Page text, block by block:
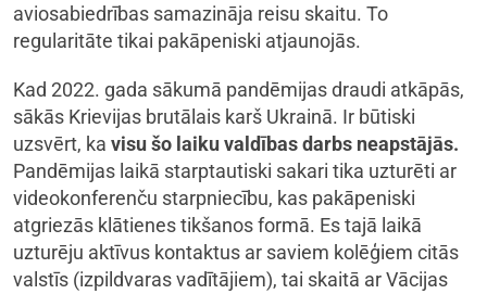
aviosabiedrības samazināja reisu skaitu. To
regularitāte tikai pakāpeniski atjaunojās.
Kad 2022. gada sākumā pandēmijas draudi atkāpās,
sākās Krievijas brutālais karš Ukrainā. Ir būtiski
uzsvērt, ka visu šo laiku valdības darbs neapstājās.
Pandēmijas laikā starptautiski sakari tika uzturēti ar
videokonferenču starpniecību, kas pakāpeniski
atgriezās klātienes tikšanos formā. Es tajā laikā
uzturēju aktīvus kontaktus ar saviem kolēģiem citās
valstīs (izpildvaras vadītājiem), tai skaitā ar Vācijas